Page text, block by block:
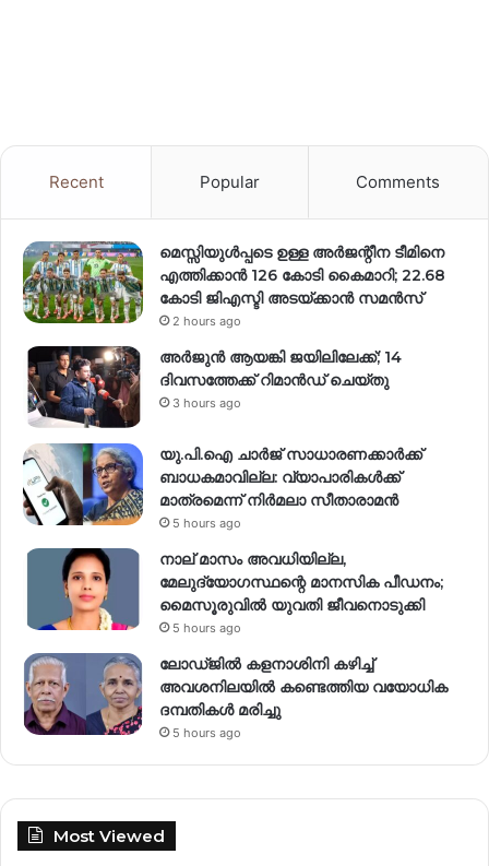
Recent Popular Comments
മെസ്സിയുൾപ്പടെ ഉള്ള അർജന്റീന ടീമിനെ
എത്തിക്കാൻ 126 കോടി കൈമാറി; 22.68
കോടി ജിഎസ്ടി അടയ്ക്കാൻ സമൻസ്
2 hours ago
അർജുൻ ആയങ്കി ജയിലിലേക്ക്; 14
ദിവസത്തേക്ക് റിമാൻഡ് ചെയ്തു
3 hours ago
യു.പി.ഐ ചാർജ് സാധാരണക്കാർക്ക്
ബാധകമാവില്ല: വ്യാപാരികൾക്ക്
മാത്രമെന്ന് നിർമലാ സീതാരാമൻ
5 hours ago
നാല് മാസം അവധിയില്ല,
മേലുദ്യോഗസ്ഥന്റെ മാനസിക പീഡനം;
മൈസൂരുവിൽ യുവതി ജീവനൊടുക്കി
5 hours ago
ലോഡ്ജിൽ കളനാശിനി കഴിച്ച്
അവശനിലയിൽ കണ്ടെത്തിയ വയോധിക
ദമ്പതികൾ മരിച്ചു
5 hours ago
Most Viewed